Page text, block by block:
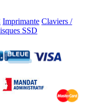
Imprimante Claviers /
SSD